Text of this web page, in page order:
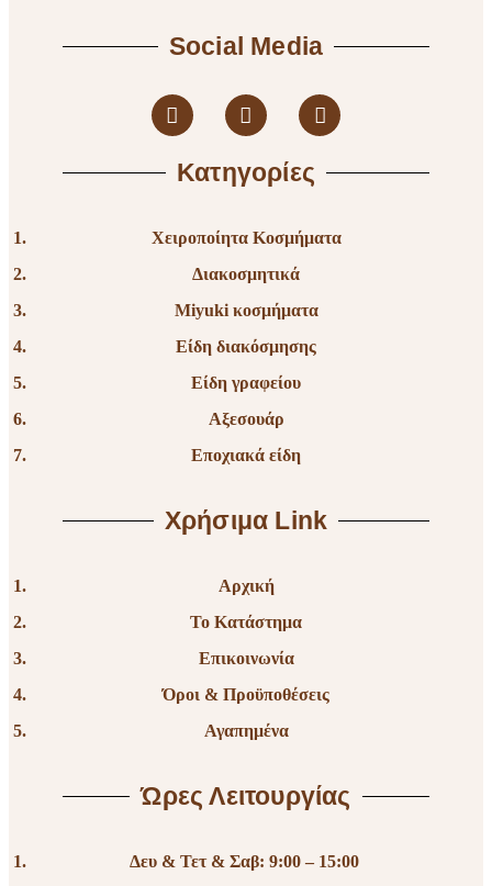
Social Media
Κατηγορίες
Χειροποίητα Κοσμήματα
Διακοσμητικά
Miyuki κοσμήματα
Είδη διακόσμησης
Είδη γραφείου
Αξεσουάρ
Εποχιακά είδη
Χρήσιμα Link
Αρχική
Το Κατάστημα
Επικοινωνία
Όροι & Προϋποθέσεις
Αγαπημένα
Ώρες Λειτουργίας
Δευ & Τετ & Σαβ: 9:00 – 15:00